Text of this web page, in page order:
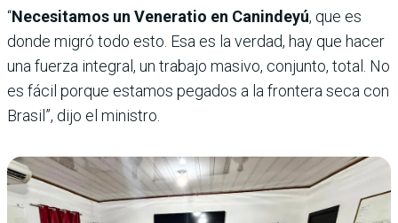
“Necesitamos un Veneratio en Canindeyú, que es
donde migró todo esto. Esa es la verdad, hay que hacer
una fuerza integral, un trabajo masivo, conjunto, total. No
es fácil porque estamos pegados a la frontera seca con
Brasil”, dijo el ministro.